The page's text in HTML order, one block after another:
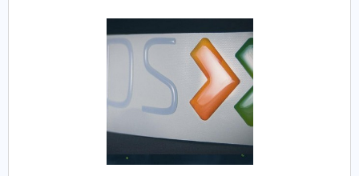
MAIOR REFERÊNCIA NO SEGMENTONa GID - Soluções em
Adesivos é possível encontrar a solução para quem busca
fornecedor de adesivo resinados. São opções variadas que a
empresa oferece, como banner grande personalizado e
etiquetas em aço escovado.Isso se deve ao fato de a
empresa ser uma empresa comprometida com seus
serviços e uma empresa responsável, qualificações
possíveis pelo fato de a empresa possuir escritório de alta
qualidade onde são realizadas as atividades e sala de
treinamento com materiais sofisticados. Todos esses
Além disso, o modelo permite impressões em poliéster,
polietileno, BOPP, PVC e produção de etiquetas plásticas
auto adesivas. Devido a ampla gama de locais que podem
adquirir o modelo, é importante que ele seja produzido de
forma personalizada, com cor, comprimento, largura do rolo
e diâmetro do tubete de acordo com o necessitado pelo
cliente. Ademais, é possível escolher entre entintamento
interno ou externo.Além de oferecer ótimo custo, o ribbon